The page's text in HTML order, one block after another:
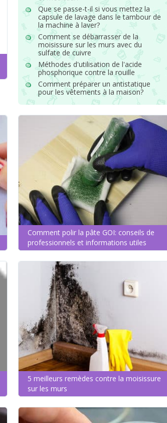
Que se passe-t-il si vous mettez la
capsule de lavage dans le tambour de
la machine à laver?
Comment se débarrasser de la
moisissure sur les murs avec du
sulfate de cuivre
Méthodes d'utilisation de l'acide
phosphorique contre la rouille
Comment préparer un antistatique
pour les vêtements à la maison?
Comment polir la pâte GOI: conseils de
professionnels et informations utiles
5 meilleurs remèdes contre la moisissure
sur les murs